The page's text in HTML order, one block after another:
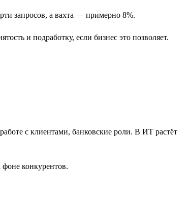
запросов, а вахта — примерно 8%.
и подработку, если бизнес это позволяет.
с клиентами, банковские роли. В ИТ растёт
конкурентов.